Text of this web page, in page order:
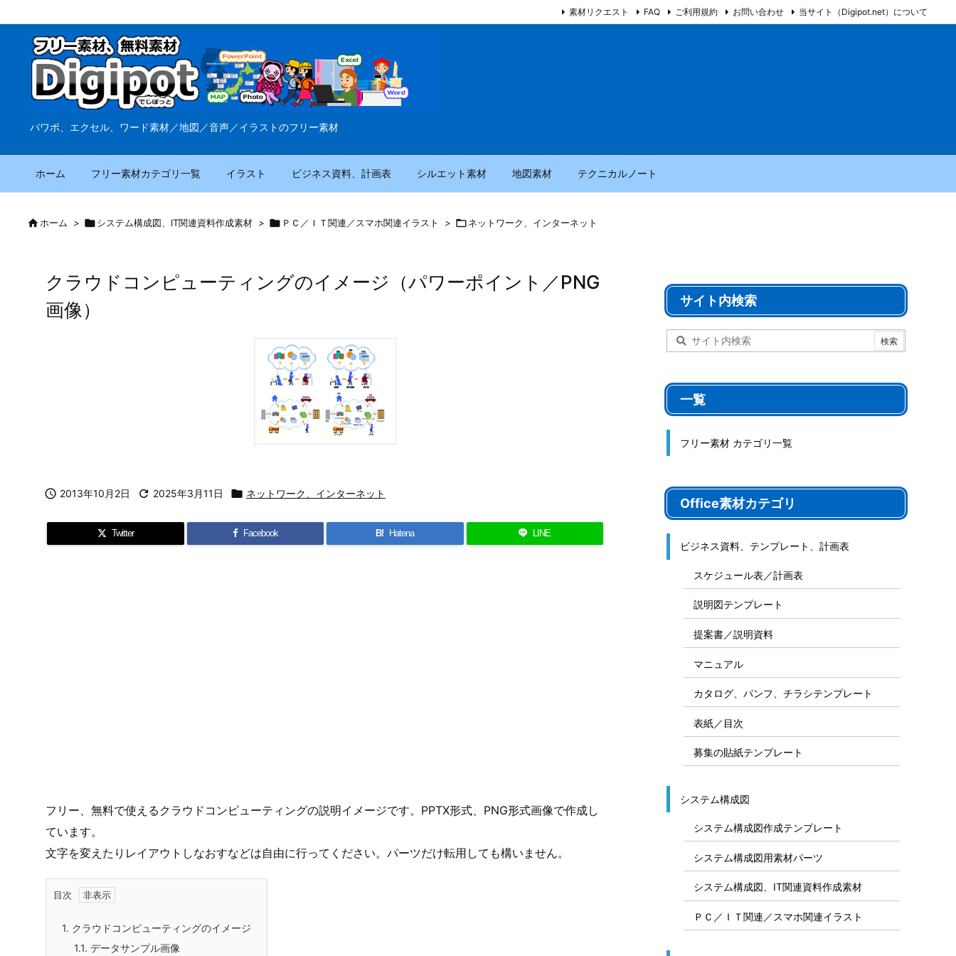
パワポ、エクセル、ワード素材／地図／音声／イラストのフリー素材
ホーム フリー素材カテゴリ一覧 イラスト ビジネス資料、計画表 シルエット素材 地図素材 テクニカルノート
素材リクエスト FAQ ご利用規約 お問い合わせ 当サイト（Digipot.net）について
ホーム > システム構成図、IT関連資料作成素材 >  ＰＣ／ＩＴ関連／スマホ関連イラスト > ネットワーク、インターネット
クラウドコンピューティングのイメージ（パワーポイント／PNG
画像）
 2013年10月2日  2025年3月11日  ネットワーク、インターネット
Twitter Facebook B! Hatena LINE
フリー、無料で使えるクラウドコンピューティングの説明イメージです。PPTX形式、PNG形式画像で作成し
ています。
文字を変えたりレイアウトしなおすなどは自由に行ってください。パーツだけ転用しても構いません。
目次
1. クラウドコンピューティングのイメージ
1.1. データサンプル画像
サイト内検索
一覧
フリー素材 カテゴリ一覧
Office素材カテゴリ
ビジネス資料、テンプレート、計画表
スケジュール表／計画表
説明図テンプレート
提案書／説明資料
マニュアル
カタログ、パンフ、チラシテンプレート
表紙／目次
募集の貼紙テンプレート
システム構成図
システム構成図作成テンプレート
システム構成図用素材パーツ
システム構成図、IT関連資料作成素材
ＰＣ／ＩＴ関連／スマホ関連イラスト